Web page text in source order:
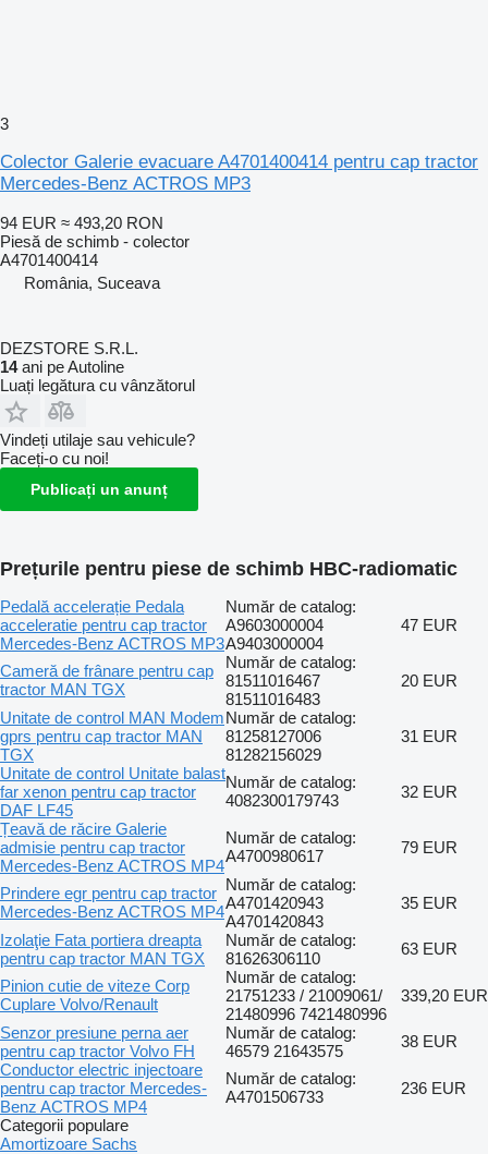
3
Colector Galerie evacuare A4701400414 pentru cap tractor
Mercedes-Benz ACTROS MP3
94 EUR ≈ 493,20 RON
Piesă de schimb - colector
A4701400414
România, Suceava
DEZSTORE S.R.L.
14ani pe Autoline
Luați legătura cu vânzătorul
Vindeți utilaje sau vehicule?
Faceți-o cu noi!
Publicați un anunț
Prețurile pentru piese de schimb HBC-radiomatic
Pedală accelerație Pedala
acceleratie pentru cap tractor
Mercedes-Benz ACTROS MP3
Număr de catalog:
A9603000004
A9403000004
47 EUR
Cameră de frânare pentru cap
tractor MAN TGX
Număr de catalog:
81511016467
81511016483
20 EUR
Unitate de control MAN Modem
gprs pentru cap tractor MAN
TGX
Număr de catalog:
81258127006
81282156029
31 EUR
Unitate de control Unitate balast
far xenon pentru cap tractor
DAF LF45
Număr de catalog:
4082300179743
32 EUR
Țeavă de răcire Galerie
admisie pentru cap tractor
Mercedes-Benz ACTROS MP4
Număr de catalog:
A4700980617
79 EUR
Prindere egr pentru cap tractor
Mercedes-Benz ACTROS MP4
Număr de catalog:
A4701420943
A4701420843
35 EUR
Izolaţie Fata portiera dreapta
pentru cap tractor MAN TGX
Număr de catalog:
81626306110
63 EUR
Pinion cutie de viteze Corp
Cuplare Volvo/Renault
Număr de catalog:
21751233 / 21009061/
21480996 7421480996
339,20 EUR
Senzor presiune perna aer
pentru cap tractor Volvo FH
Număr de catalog:
46579 21643575
38 EUR
Conductor electric injectoare
pentru cap tractor Mercedes-
Benz ACTROS MP4
Număr de catalog:
A4701506733
236 EUR
Categorii populare
Amortizoare Sachs